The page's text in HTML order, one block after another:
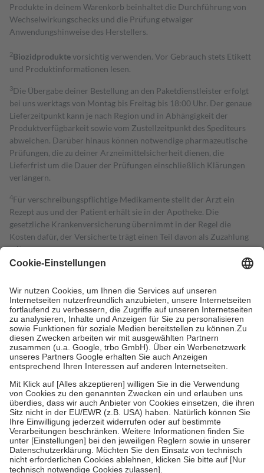
Produkte in deinem Warenkorb beinhaltet die Durchführung von
Wechselwirkungschecks und die Prüfung etwaiger
Anwendungshinweise des Herstellers.
2Biozidproduktevorsichtig verwenden. Vor Gebrauch stets Etikett
und Produktinformationen lesen.
3Die Übergabe deiner Bestellung an den Paketdienstleister erfolgt
bei uns werktags von Montag bis Freitag bis 18:00 Uhr. Der genaue
Lieferzeitpunkt kann je nach Region und in Abhängigkeit der
Produktverfügbarkeit sowie vom Zustellzeitpunkt des Spediteurs
abweichen. Darüber hinaus können notwendige pharmazeutische
Prüfungen, die zu deiner Arzneimittelsicherheit dienen, die
Lieferfrist um die Dauer der Prüfungen einschließlich Klärungen
verlängern.
4Für verschreibungspflichtige Medikamente stellt der Arzt ein
Rezept aus und der Patient erhält sie in der Apotheke. Die
gesetzliche Krankenversicherung übernimmt in der Regel die
Kosten dafür, der Versicherte trägt einen Teil davon als Zuzahlung
mit.
Grundsätzlich leisten Mitglieder Zuzahlungen in Höhe von zehn
höchstens zehn Euro.
Es sind jedoch nie mehr als die tatsächlichen
Kosten der Leistung zu entrichten.
Diese Regeln gelten grundsätzlich auch für Online-Apotheken.
Bei Heilmitteln und häuslicher Krankenpflege beträgt die
Zuzahlung zehn Prozent der Kosten sowie zehn Euro je
Verordnung.
Um das Engagement der Versicherten für ihre eigene Gesundheit zu
stärken und die besondere Stellung der Familie zu unterstützen,
fallenkeine Zuzahlungenan bei:
• Kindern und Jugendlichen bis zum vollendeten 18. Lebensjahr
mit Ausnahme der Fahrkosten
• Untersuchungen zur Vorsorge und Früherkennung, die von der
GKV getragen werden
• empfohlenen Schutzimpfungen
• Harn- und Blutteststreifen